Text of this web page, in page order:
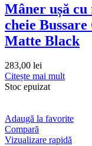
Mâner ușă
cheie
Matte Black
283,00 lei
Citește mai mult
Stoc epuizat
Adaugă la favorite
Compară
Vizualizare rapidă